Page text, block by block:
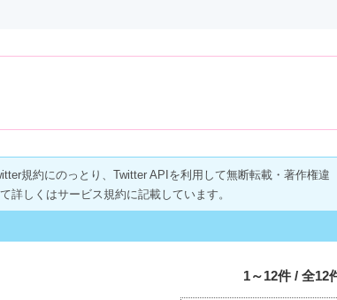
規約にのっとり、Twitter APIを利用して無断転載・著作権違
詳しくはサービス規約に記載しています。
1～12件 / 全12